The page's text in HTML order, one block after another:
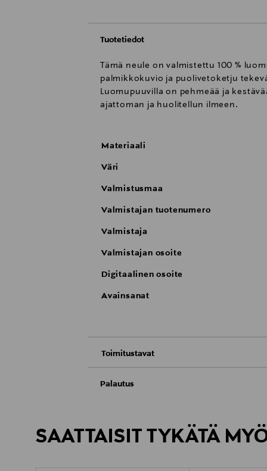
Tuotetiedot
Tämä neule on valmistettu 100 %
palmikkokuvio ja puolivetoketju
Luomupuuvilla on pehmeää ja
ajattoman ja huolitellun ilmeen.
Materiaali
Väri
Valmistusmaa
Valmistajan tuotenumero
Valmistaja
Valmistajan osoite
Digitaalinen osoite
Avainsanat
Toimitustavat
Kotiinkuljetus
Palautus
LUE TARKEMMAT PALAUTUSOHJEET
SAATTAISIT TYKÄTÄ